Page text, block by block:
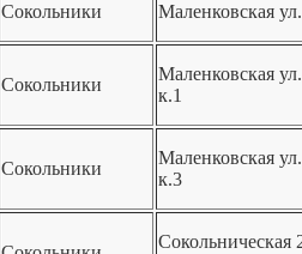
Сокольники Маленковская
Сокольники
Маленковская
к.1
Сокольники
Маленковская
к.3
Сокольническая